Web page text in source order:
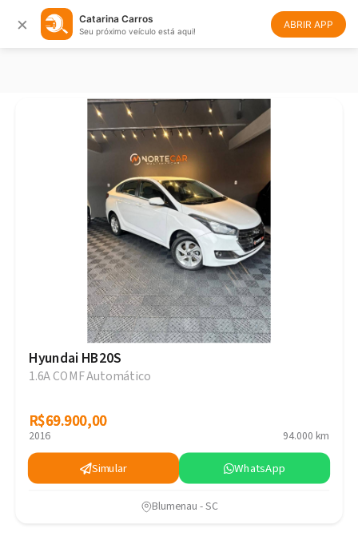
× Catarina Carros
Seu próximo veículo está aqui!
ABRIR APP
Ordenar
Hyundai HB20S
1.6A COMF Automático
R$69.900,00
R$69.900,00
2016 94.000 km
Simular WhatsApp
Blumenau - SC